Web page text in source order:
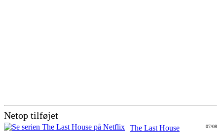
Netop tilføjet
07/08
The Last House